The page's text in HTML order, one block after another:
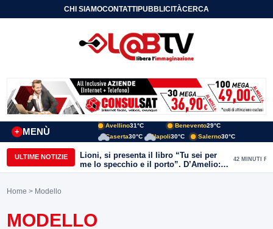
CHI SIAMOCONTATTIPUBBLICITÀCERCA
MENÙ
+
Avellino31°C Benevento29°C
Caserta30°C Napoli30°C Salerno30°C
ULTIME NOTIZIE
Lioni, si presenta il libro “Tu sei per
me lo specchio e il porto”. D’Amelio:
“Gettiamo un seme d’impegno futuro
42 MINUTI FA
Home > Modello
MODELLO